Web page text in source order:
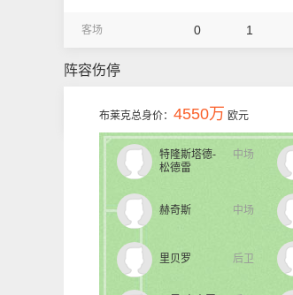
客场 0 1
阵容伤停
布莱克总身价： 4550万 欧元
中场
特隆斯塔德-
松德雷
中场
赫奇斯
后卫
里贝罗